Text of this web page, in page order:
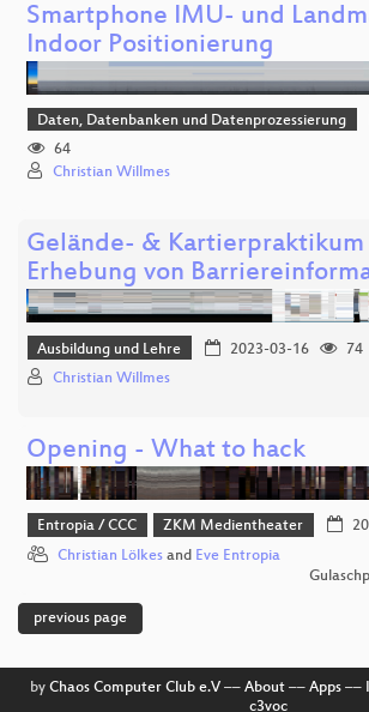
Smartphone IMU- und
Indoor Positionierung
Daten, Datenbanken und Datenprozessierung
64
Christian Willmes
Gelände- & Kartierpraktikum
Erhebung von
Ausbildung und Lehre 2023-03-16
74
Christian Willmes
Opening - What to hack
Entropia / CCC ZKM Medientheater
Christian Lölkes and Eve Entropia
previous page
by Chaos Computer Club e.V–– About–– Apps––
c3voc